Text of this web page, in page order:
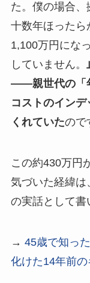
た。僕の場合
十数年ほったら
1,100万円にな
していません。
――親世代の「
コストのイン
くれていたので
この約430万円
気づいた経緯
の実話として書
→ 45歳で知っ
化けた14年前の